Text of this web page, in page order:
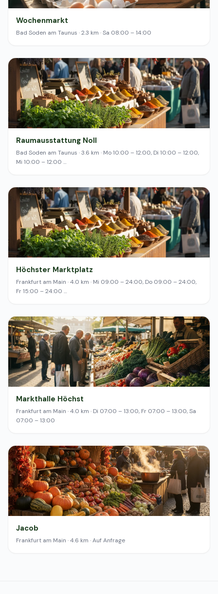
Wochenmarkt
Bad Soden am Taunus · 2.3 km · Sa 08:00 – 14:00
Raumausstattung Noll
Bad Soden am Taunus · 3.6 km · Mo 10:00 – 12:00, Di 10:00 – 12:00,
Mi 10:00 – 12:00 …
Höchster Marktplatz
Frankfurt am Main · 4.0 km · Mi 09:00 – 24:00, Do 09:00 – 24:00,
Fr 15:00 – 24:00 …
Markthalle Höchst
Frankfurt am Main · 4.0 km · Di 07:00 – 13:00, Fr 07:00 – 13:00, Sa
07:00 – 13:00
Jacob
Frankfurt am Main · 4.6 km · Auf Anfrage